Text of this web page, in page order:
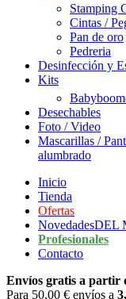
Stamping
Cintas /
Pan de oro
Pedreria
Desinfección y
Kits
Desechables
Foto / Video
Mascarillas /
alumbrado
Inicio
Tienda
Ofertas
NovedadesDEL
Profesionales
Contacto
Envíos gratis a partir
Para 50,00 € envíos a